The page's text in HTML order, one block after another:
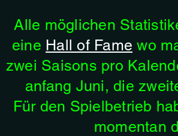
Alle möglichen
eine Hall of Fame wo
zwei Saisons pro
anfang Juni, die
Für den Spielbetrieb
momentan